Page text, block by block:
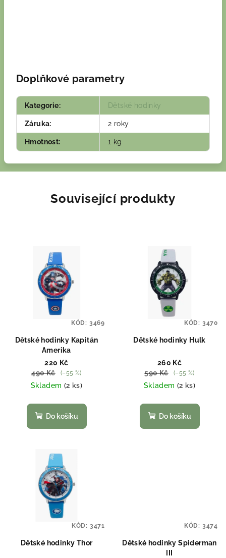
Doplňkové parametry
Kategorie: Dětské hodinky
Záruka: 2 roky
Hmotnost: 1 kg
Související produkty
Dětské hodinky Kapitán
Amerika
220 Kč
490 Kč
(–55 %)
Skladem (2 ks)
Do košíku
KÓD: 3469
Dětské hodinky Hulk
260 Kč
590 Kč
(–55 %)
Skladem (2 ks)
Do košíku
KÓD: 3470
Dětské hodinky Thor
KÓD: 3471
Dětské hodinky Spiderman
KÓD: 3474